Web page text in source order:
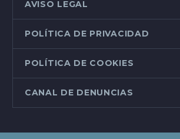
AVISO LEGAL
POLÍTICA DE PRIVACIDAD
POLÍTICA DE COOKIES
CANAL DE DENUNCIAS